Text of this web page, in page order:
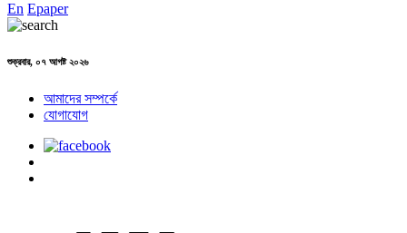
En Epaper
শুক্রবার, ০৭ আগষ্ট ২০২৬
আমাদের সম্পর্কে
যোগাযোগ